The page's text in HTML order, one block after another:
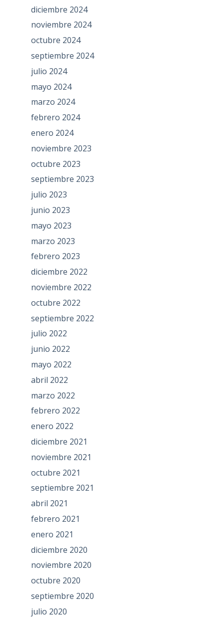
diciembre 2024
noviembre 2024
octubre 2024
septiembre 2024
julio 2024
mayo 2024
marzo 2024
febrero 2024
enero 2024
noviembre 2023
octubre 2023
septiembre 2023
julio 2023
junio 2023
mayo 2023
marzo 2023
febrero 2023
diciembre 2022
noviembre 2022
octubre 2022
septiembre 2022
julio 2022
junio 2022
mayo 2022
abril 2022
marzo 2022
febrero 2022
enero 2022
diciembre 2021
noviembre 2021
octubre 2021
septiembre 2021
abril 2021
febrero 2021
enero 2021
diciembre 2020
noviembre 2020
octubre 2020
septiembre 2020
julio 2020